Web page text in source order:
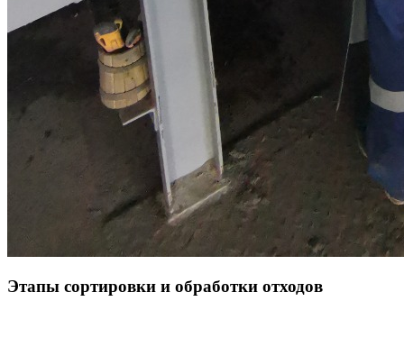
Этапы сортировки и обработки отходов